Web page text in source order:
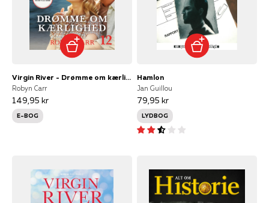
Virgin River - Drømme om kærlighed
Robyn Carr
149,95 kr
E-BOG
Hamlon
Jan Guillou
79,95 kr
LYDBOG